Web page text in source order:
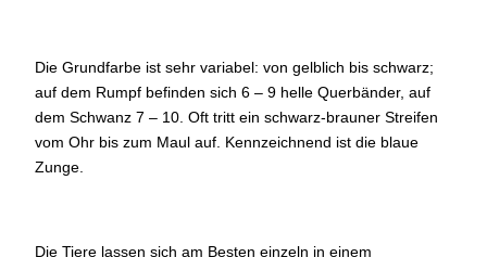
Die Grundfarbe ist sehr variabel: von gelblich bis schwarz;
auf dem Rumpf befinden sich 6 – 9 helle Querbänder, auf
dem Schwanz 7 – 10. Oft tritt ein schwarz-brauner Streifen
vom Ohr bis zum Maul auf. Kennzeichnend ist die blaue
Zunge.
Die Tiere lassen sich am Besten einzeln in einem